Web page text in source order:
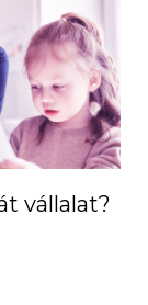
vállalat?